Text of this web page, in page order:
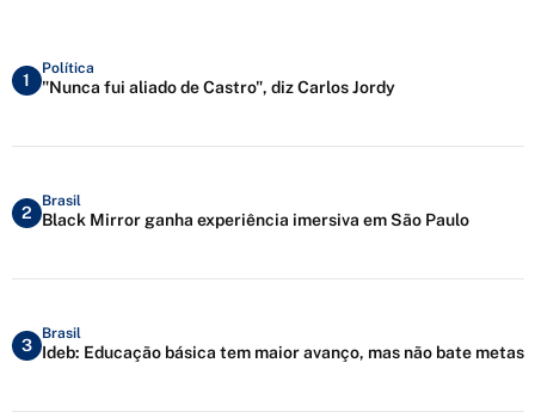
1
Política
"Nunca fui aliado de Castro", diz Carlos Jordy
2
Brasil
Black Mirror ganha experiência imersiva em São Paulo
3
Brasil
Ideb: Educação básica tem maior avanço, mas não bate metas